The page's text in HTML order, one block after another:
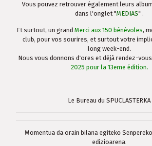
Vous pouvez retrouver également leurs
dans l'onglet "MEDIAS" .
Et surtout, un grand Merci aux 150 bénévoles,
club, pour vos sourires, et surtout votre
long week-end.
Nous vous donnons d'ores et déjà rendez-
2025 pour la 13eme édition.
Le Bureau du SPUCLASTERKA
Momentua da orain bilana egiteko
edizioarena.